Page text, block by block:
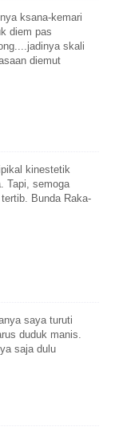
ksana-kemari
diem pas
skali
diemut
kinestetik
Tapi, semoga
Bunda Raka-
saya turuti
duduk manis.
saja dulu